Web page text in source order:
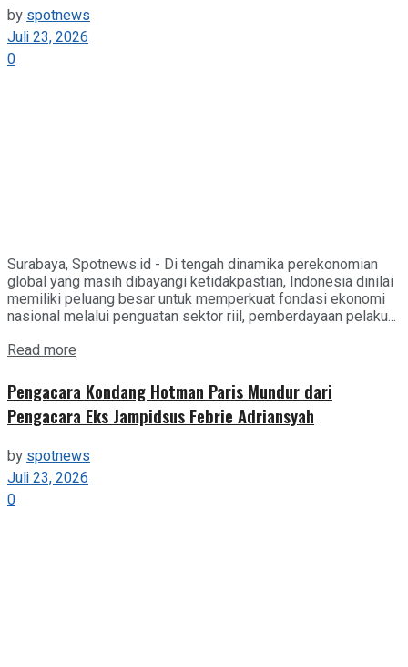
byspotnews
Juli 23, 2026
0
Surabaya, Spotnews.id - Di tengah dinamika perekonomian
global yang masih dibayangi ketidakpastian, Indonesia dinilai
memiliki peluang besar untuk memperkuat fondasi ekonomi
nasional melalui penguatan sektor riil, pemberdayaan pelaku...
Read more
Pengacara Kondang Hotman Paris Mundur dari
Pengacara Eks Jampidsus Febrie Adriansyah
by spotnews
Juli 23, 2026
0